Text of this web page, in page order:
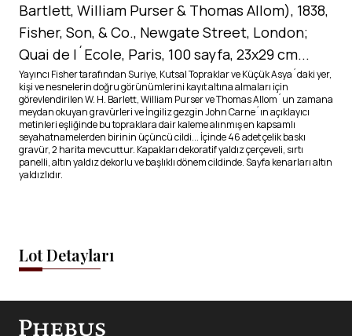
Bartlett, William Purser & Thomas Allom), 1838,
Fisher, Son, & Co., Newgate Street, London;
Quai de l´Ecole, Paris, 100 sayfa, 23x29 cm...
Yayıncı Fisher tarafından Suriye, Kutsal Topraklar ve Küçük Asya´daki yer,
kişi ve nesnelerin doğru görünümlerini kayıt altına almaları için
görevlendirilen W. H. Barlett, William Purser ve Thomas Allom´un zamana
meydan okuyan gravürleri ve İngiliz gezgin John Carne´ın açıklayıcı
metinleri eşliğinde bu topraklara dair kaleme alınmış en kapsamlı
seyahatnamelerden birinin üçüncü cildi... İçinde 46 adet çelik baskı
gravür, 2 harita mevcuttur. Kapakları dekoratif yaldız çerçeveli, sırtı
panelli, altın yaldız dekorlu ve başlıklı dönem cildinde. Sayfa kenarları altın
yaldızlıdır.
Lot Detayları